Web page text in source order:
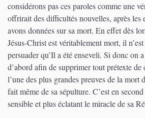
considérons pas ces paroles comme une
offrirait des difficultés nouvelles, après les
avons données sur sa mort. En effet dès
Jésus-Christ est véritablement mort, il
persuader qu’Il a été enseveli. Si donc on
d’abord afin de supprimer tout prétexte de
l’une des plus grandes preuves de la mort
fait même de sa sépulture. C’est en
sensible et plus éclatant le miracle de sa